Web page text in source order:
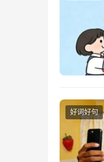
好词好句